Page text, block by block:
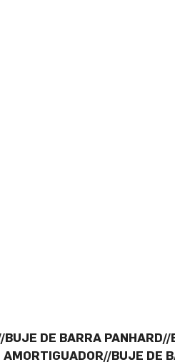
DE BARRA
BUJE DE